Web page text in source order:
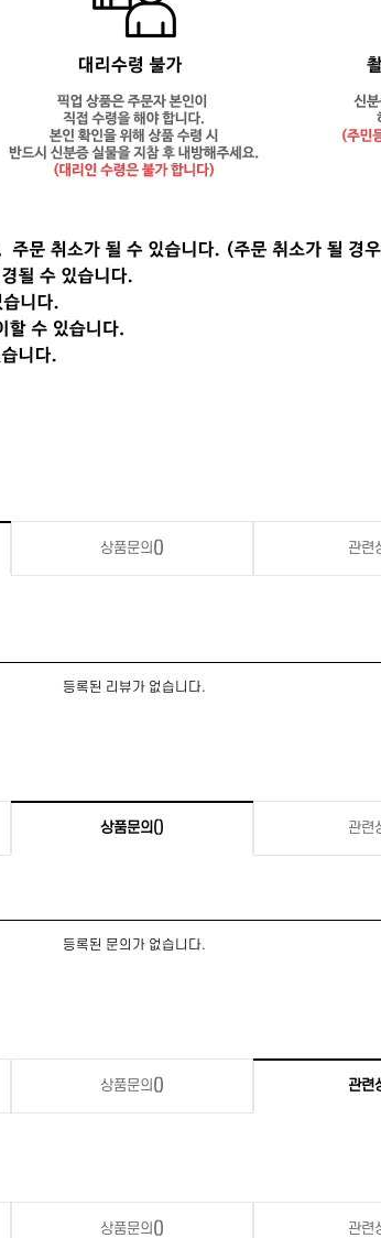
상품문의 () 관련
등록된 리뷰가 없습니다.
상품문의 () 관련
등록된 문의가 없습니다.
상품문의 () 관련
상품문의 () 관련